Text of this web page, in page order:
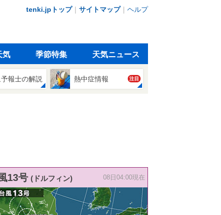
tenki.jpトップ｜ サイトマップ｜ ヘルプ
気 季節特集 天気ニュース
報士の解説 熱中症情報 注目
13号 (ドルフィン) 08日04:00現在